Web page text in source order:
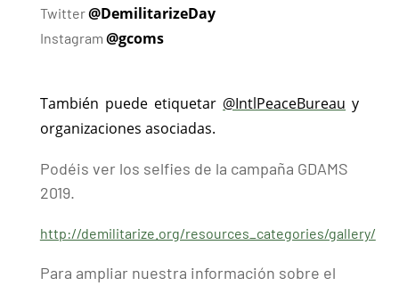
Twitter@DemilitarizeDay
Instagram @gcoms
También puede etiquetar @IntlPeaceBureau y
organizaciones asociadas.
Podéis ver los selfies de la campaña GDAMS
2019.
http://demilitarize.org/resources_categories/gallery/
Para ampliar nuestra información sobre el